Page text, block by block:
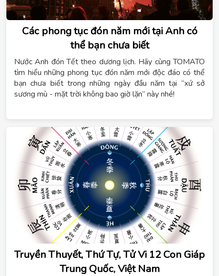
Các phong tục đón năm mới tại Anh có
thể bạn chưa biết
Nước Anh đón Tết theo dương lịch. Hãy cùng TOMATO
tìm hiểu những phong tục đón năm mới độc đáo có thể
bạn chưa biết trong những ngày đầu năm tại “xứ sở
sương mù - mặt trời không bao giờ lặn” này nhé!
Truyền Thuyết, Thứ Tự, Tử Vi 12 Con Giáp
Trung Quốc, Việt Nam